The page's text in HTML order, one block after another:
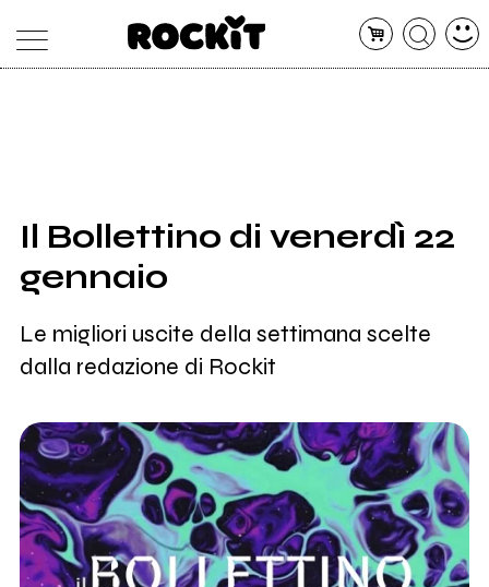
SHOP
RADIO
Il Bollettino di venerdì 22
gennaio
Le migliori uscite della settimana scelte
dalla redazione di Rockit